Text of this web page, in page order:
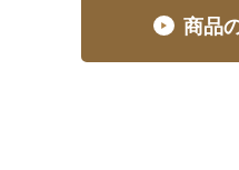
商品